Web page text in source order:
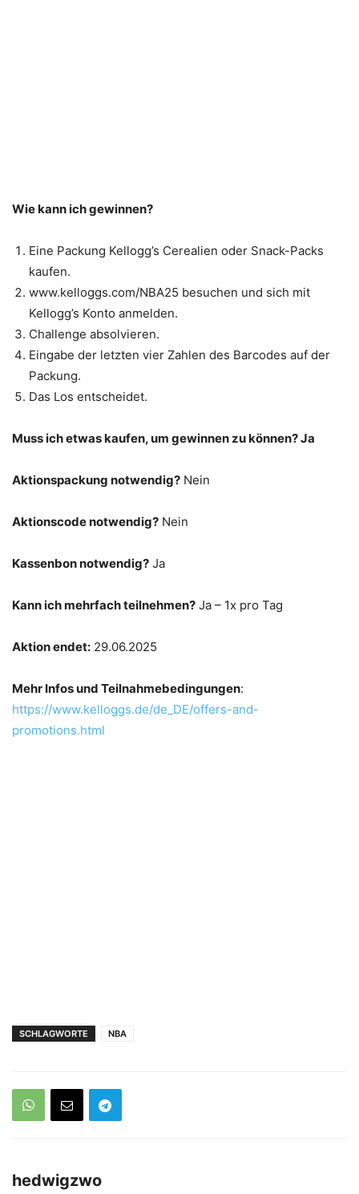
Wie kann ich gewinnen?
Eine Packung Kellogg’s Cerealien oder Snack-Packs
kaufen.
www.kelloggs.com/NBA25 besuchen und sich mit
Kellogg’s Konto anmelden.
Challenge absolvieren.
Eingabe der letzten vier Zahlen des Barcodes auf der
Packung.
Das Los entscheidet.
Muss ich etwas kaufen, um gewinnen zu können? Ja
Aktionspackung notwendig? Nein
Aktionscode notwendig? Nein
Kassenbon notwendig? Ja
Kann ich mehrfach teilnehmen? Ja – 1x pro Tag
Aktion endet: 29.06.2025
Mehr Infos und Teilnahmebedingungen:
https://www.kelloggs.de/de_DE/offers-and-
promotions.html
SCHLAGWORTE NBA
hedwigzwo